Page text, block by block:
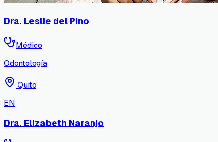
Dra. Leslie del Pino
Médico
Odontología
Quito
EN
Dra. Elizabeth Naranjo